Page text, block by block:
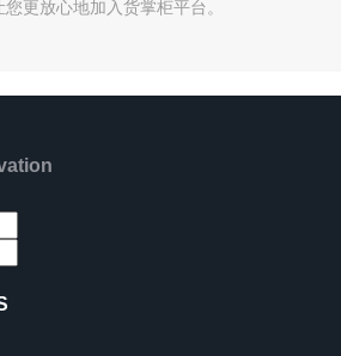
更放心地加入货掌柜平台。